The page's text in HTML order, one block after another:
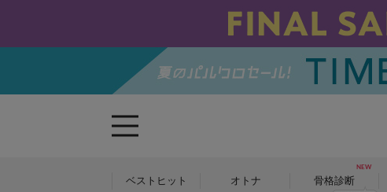
ベストヒット オトナ 骨格診断